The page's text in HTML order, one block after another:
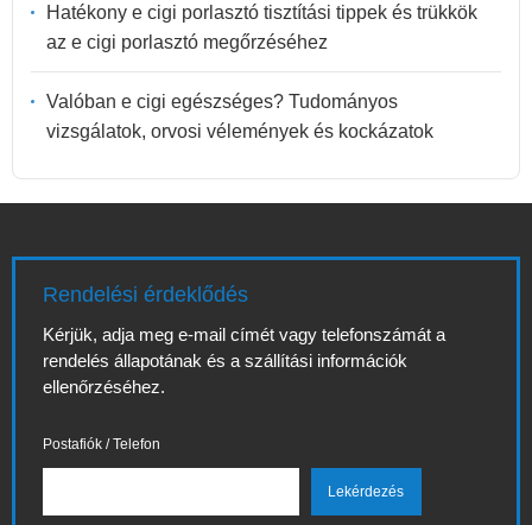
Hatékony e cigi porlasztó tisztítási tippek és trükkök
az e cigi porlasztó megőrzéséhez
Valóban e cigi egészséges? Tudományos
vizsgálatok, orvosi vélemények és kockázatok
Rendelési érdeklődés
Kérjük, adja meg e-mail címét vagy telefonszámát a
rendelés állapotának és a szállítási információk
ellenőrzéséhez.
Postafiók / Telefon